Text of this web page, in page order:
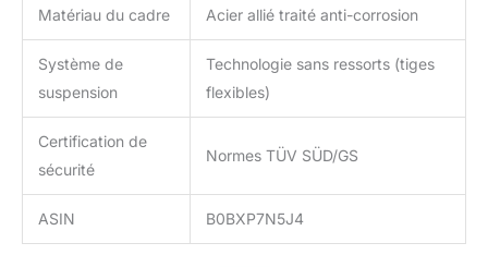
Matériau du cadre Acier allié traité anti-corrosion
Système de
suspension
Technologie sans ressorts (tiges
flexibles)
Certification de
sécurité
Normes TÜV SÜD/GS
ASIN B0BXP7N5J4